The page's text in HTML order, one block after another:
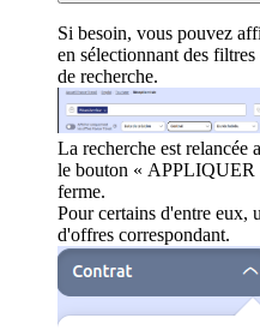
Si besoin, vous pouvez
en sélectionnant des filtres
de recherche.
La recherche est relancée
le bouton «
ferme.
Pour certains d'entre eux,
d'offres correspondant.